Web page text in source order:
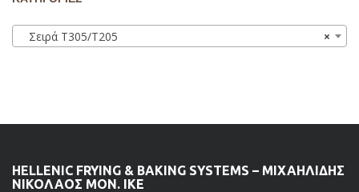
×
Σειρά Τ305/Τ205
HELLENIC FRYING & BAKING SYSTEMS – ΜΙΧΑΗΛΙΔΗΣ
ΝΙΚΟΛΑΟΣ ΜΟΝ. ΙΚΕ